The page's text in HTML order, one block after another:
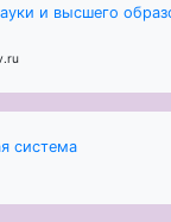
и высшего
система